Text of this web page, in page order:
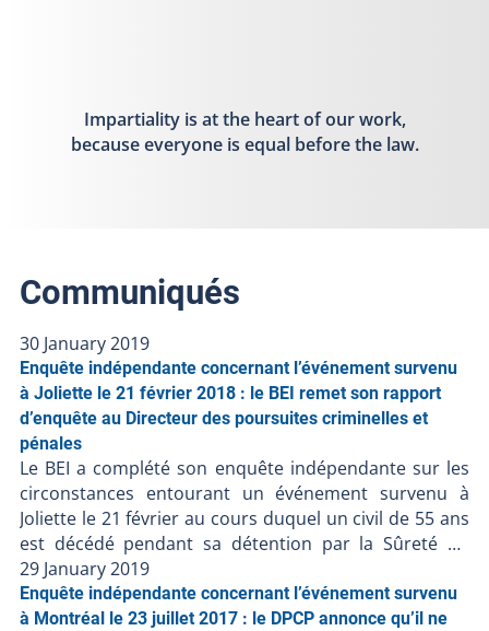
Impartiality is at the heart of our work,
because everyone is equal before the law.
Communiqués
30 January 2019
Enquête indépendante concernant l’événement survenu
à Joliette le 21 février 2018 : le BEI remet son rapport
d’enquête au Directeur des poursuites criminelles et
pénales
Le BEI a complété son enquête indépendante sur les
circonstances entourant un événement survenu à
Joliette le 21 février au cours duquel un civil de 55 ans
est décédé pendant sa détention par la Sûreté du
Québec. L’enquête démontre les faits suivants : Le 20
février 2018, vers 13 h 20, des policiers de la Sûreté du
Québec se rendent à une résidence de Saint-Paul pour
29 January 2019
Enquête indépendante concernant l’événement survenu
à Montréal le 23 juillet 2017 : le DPCP annonce qu’il ne